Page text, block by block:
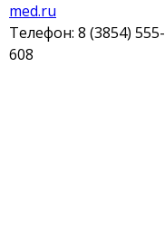
med.ru
Телефон: 8 (3854) 555-
608